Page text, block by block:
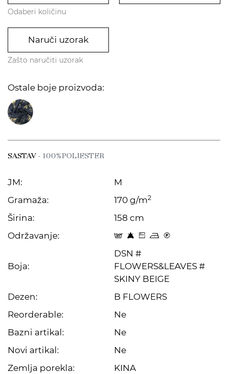
Odaberi količinu
Naruči uzorak
Zašto naručiti uzorak
Ostale boje proizvoda:
SASTAV- 100%POLIESTER
JM:
M
Gramaža:
170 g/m2
Širina:
158 cm
Održavanje:
s 8 Z o C
Boja:
DSN #
FLOWERS&LEAVES #
SKINY BEIGE
Dezen:
B FLOWERS
Reorderable:
Ne
Bazni artikal:
Ne
Novi artikal:
Ne
Zemlja porekla:
KINA